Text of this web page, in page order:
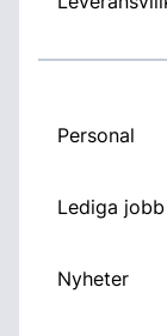
Personal
Lediga jobb
Nyheter